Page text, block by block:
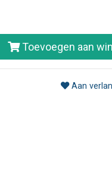
Toevoegen aan
Aan